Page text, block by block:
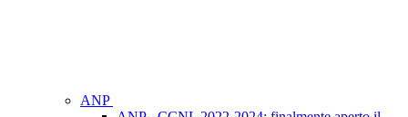
ANP